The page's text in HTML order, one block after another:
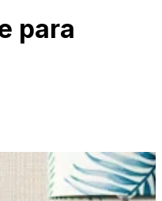
para